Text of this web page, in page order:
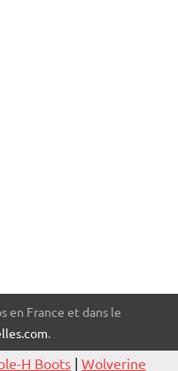
en France et dans le
.
H Boots | Wolverine